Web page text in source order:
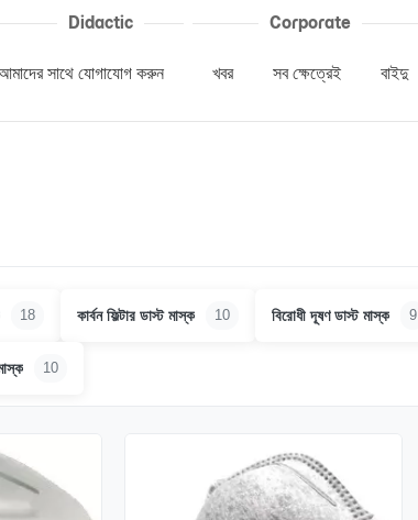
Didactic
সাথে যোগাযোগ করুন
Corporate
খবর সব ক্ষেত্রেই বাইদু
18 কার্বন ফিল্টার ডাস্ট মাস্ক 10 বিরোধী দূষণ ডাস্ট মাস্ক 9
10